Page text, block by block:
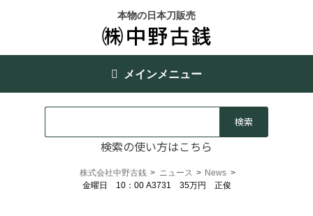
本物の日本刀販売
メインメニュー
検索の使い方はこちら
株式会社中野古銭 > ニュース > News >
金曜日 10：00 A3731 35万円 正俊